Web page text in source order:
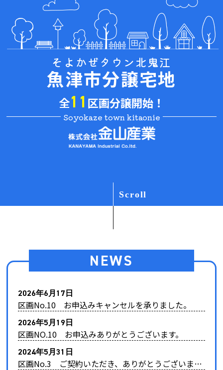
そよかぜタウン北鬼江
魚津市分譲宅地
全11 区画分譲開始！
Soyokaze town kitaonie
NEWS
2026年6月17日
区画No.10 お申込みキャンセルを承りました。
2026年5月19日
区画NO.10 お申込みありがとうございます。
2024年5月31日
区画No.3 ご契約いただき、ありがとうございました